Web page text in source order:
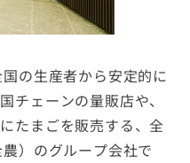
の生産者から安定的に
チェーンの量販店や、
たまごを販売する、全
）のグループ会社で